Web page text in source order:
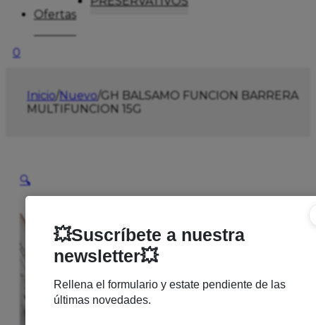
Ofertas
0
Inicio/Nuevo/GH BALSAMO FUNCION BARRERA
MULTIFUNCION 15G
🔍